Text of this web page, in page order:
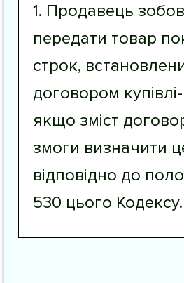
1. Продавець
передати товар
строк,
договором
якщо зміст
змоги визначити
відповідно до
530 цього Кодексу.